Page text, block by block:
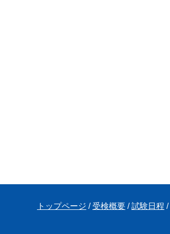
トップページ / 受検概要 /試験日程 /